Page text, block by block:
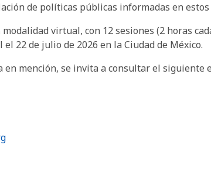
de políticas públicas informadas en
virtual, con 12 sesiones (2 horas
22 de julio de 2026 en la Ciudad de México.
mención, se invita a consultar el siguiente